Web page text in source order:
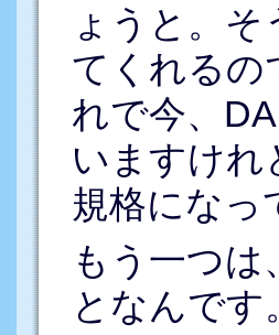
ょうと。
てくれるの
れで今、
いますけれ
規格になっ
もう一つ
となんです